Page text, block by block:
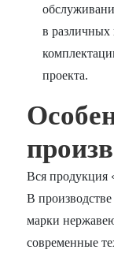
в различных
проекта.
Вся продукция
В
марки
современные